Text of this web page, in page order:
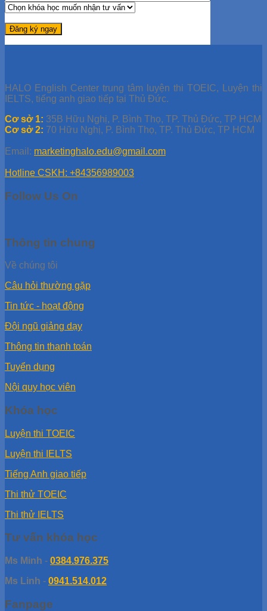
HALO English Center trung tâm luyện thi TOEIC, Luyện thi
IELTS, tiếng anh giao tiếp tại Thủ Đức.
Cơ sở 1: 35B Hữu Nghị, P. Bình Thọ, TP. Thủ Đức, TP HCM
Cơ sở 2: 70 Hữu Nghị, P. Bình Thọ, TP. Thủ Đức, TP HCM
Email: marketinghalo.edu@gmail.com
Hotline CSKH: +84356989003
Follow Us On
Thông tin chung
Về chúng tôi
Câu hỏi thường gặp
Tin tức - hoạt động
Đội ngũ giảng dạy
Thông tin thanh toán
Tuyển dụng
Nội quy học viên
Khóa học
Luyện thi TOEIC
Luyện thi IELTS
Tiếng Anh giao tiếp
Thi thử TOEIC
Thi thử IELTS
Tư vấn khóa học
Ms Minh - 0384.976.375
Ms Linh - 0941.514.012
Fanpage